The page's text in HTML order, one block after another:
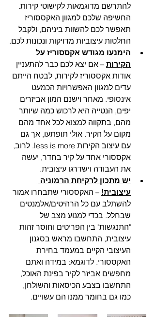
להתרשם מדוגמאות לקישוטי קירות.
החשיפה שלכם למגוון האקססוריז
תאפשר לכם להשוות ביניהם, ולקבל
החלטות עיצוביות מדויקות ונכונות לכם.
הימנעו מגודש אקססוריז על
הקירות – אם יצא לכם כבר להתעניין
אודות אקססוריז לקירות, לבטח הייתם
עדים למגוון האפשרויות הכמעט
אינסופי. מאחר וישנם המון אביזרים
יפים, הנטייה היא לרכוש כמה שיותר
מהם, בתקווה למצוא לכל אחד מהם
מקום על הקיר. אולי תופתעו, אך גם
עם עיצוב הקירות less is more. לרוב,
אקססורי אחד על קיר בחדר, יעשה
את העבודה וישדרגו עיצובית.
יש מתכון לרקיחת הרמוניה
עיצובית! – האקססורי שתבחרו אמור
להשתלב עם כל הרהיטים/אלמנטים
שבחלל. בכדי למנוע מצב של
"התנגשות" בין הפריטים וחוסר זהות
עיצובית, התחשבו מראש בסגנון
העיצובי הקיים במעמד בחירת
האקססורי. לדוגמא: במידה ואתם
מחפשים אביזר לקיר בפינת האוכל,
התחשבו בצבע הכיסאות והשולחן,
כמו גם בחומר ממנו הם עשויים.